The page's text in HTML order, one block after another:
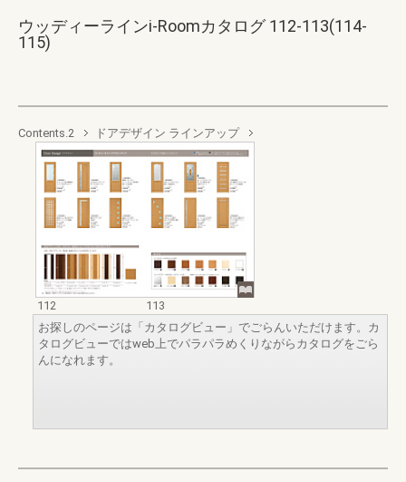
ウッディーラインi-Roomカタログ 112-113(114-
115)
Contents.2 ドアデザイン ラインアップ
112
113
お探しのページは「カタログビュー」でごらんいただけます。カ
タログビューではweb上でパラパラめくりながらカタログをごら
んになれます。